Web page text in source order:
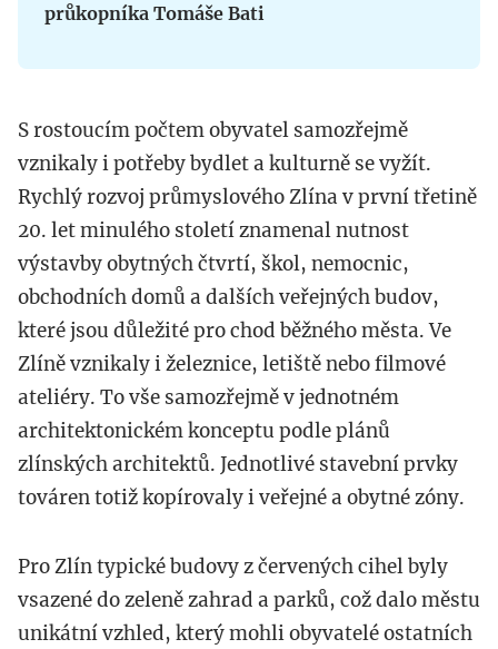
průkopníka Tomáše Bati
S rostoucím počtem obyvatel samozřejmě
vznikaly i potřeby bydlet a kulturně se vyžít.
Rychlý rozvoj průmyslového Zlína v první třetině
20. let minulého století znamenal nutnost
výstavby obytných čtvrtí, škol, nemocnic,
obchodních domů a dalších veřejných budov,
které jsou důležité pro chod běžného města. Ve
Zlíně vznikaly i železnice, letiště nebo filmové
ateliéry. To vše samozřejmě v jednotném
architektonickém konceptu podle plánů
zlínských architektů. Jednotlivé stavební prvky
továren totiž kopírovaly i veřejné a obytné zóny.
Pro Zlín typické budovy z červených cihel byly
vsazené do zeleně zahrad a parků, což dalo městu
unikátní vzhled, který mohli obyvatelé ostatních